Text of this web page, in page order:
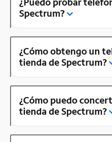
Spectrum?
¿Cómo obtengo un
tienda de Spectrum?
¿Cómo puedo
tienda de Spectrum?